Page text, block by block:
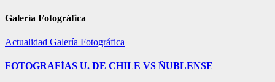
Galería Fotográfica
Actualidad Galería Fotográfica
FOTOGRAFÍAS U. DE CHILE VS ÑUBLENSE